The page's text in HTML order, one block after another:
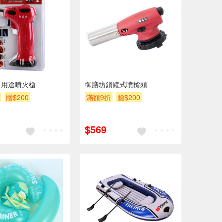
途噴火槍
贈$200
御膳坊鎖罐式噴槍頭
滿額9折
贈$200
$569